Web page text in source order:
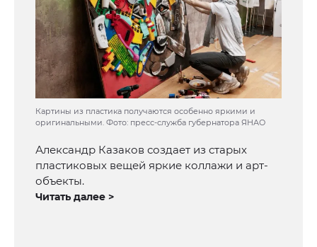
Картины из пластика получаются особенно яркими и
оригинальными. Фото: пресс-служба губернатора ЯНАО
Александр Казаков создает из старых
пластиковых вещей яркие коллажи и арт-
объекты.
Читать далее >